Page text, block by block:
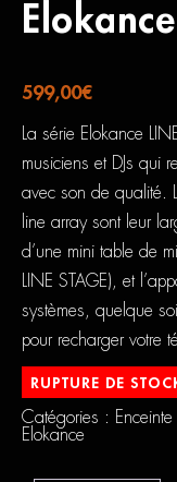
599,00€
La série Elokance
musiciens et DJs qui
avec son de qualité.
line array sont leur
d’une mini table de
LINE STAGE), et
systèmes, quelque
pour recharger votre
RUPTURE DE
Catégories :
Elokance